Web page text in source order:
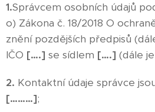
1.Správcem osobních údajů
o) Zákona č. 18/2018 O
znění pozdějších předpisů
IČO [….] se sídlem [….] (dále
2. Kontaktní údaje správce
[………];